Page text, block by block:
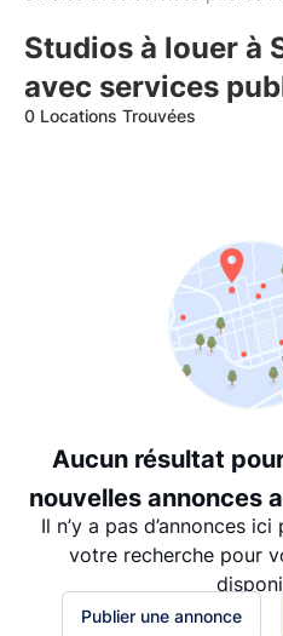
Studios à louer à
avec services
0 Locations Trouvées
Date: les plus anciens d’abord
Aucun résultat
nouvelles annonces
Il n’y a pas d’annonces
votre recherche pour
Publier une annonce